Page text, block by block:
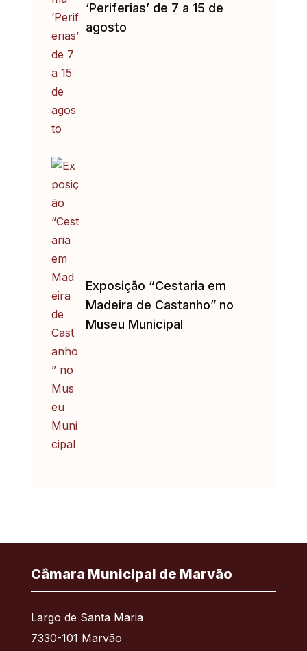
‘Periferias’ de 7 a 15 de
agosto
Exposição “Cestaria em
Madeira de Castanho” no
Museu Municipal
Câmara Municipal de Marvão
Largo de Santa Maria
7330-101 Marvão